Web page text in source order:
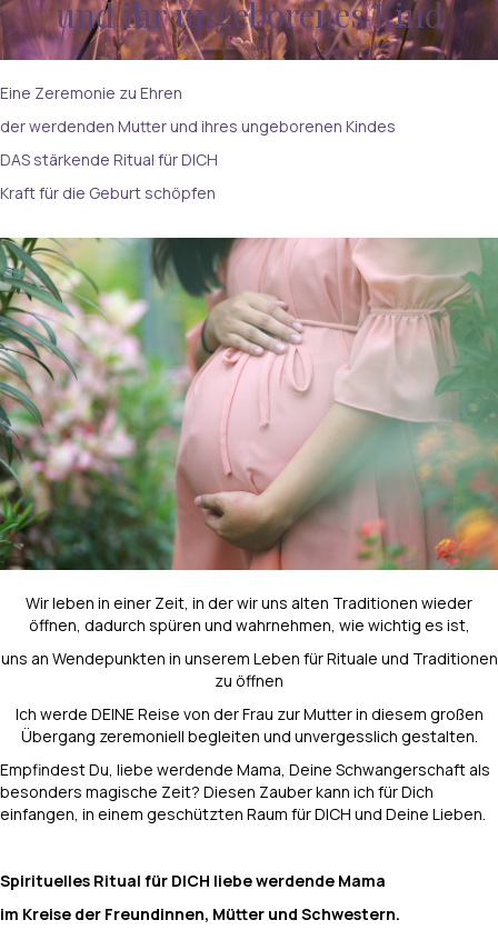
und ihr ungeborenes Kind
Eine Zeremonie zu Ehren
der werdenden Mutter und ihres ungeborenen Kindes
DAS stärkende Ritual für DICH
Kraft für die Geburt schöpfen
Wir leben in einer Zeit, in der wir uns alten Traditionen wieder
öffnen, dadurch spüren und wahrnehmen, wie wichtig es ist,
uns an Wendepunkten in unserem Leben für Rituale und Traditionen
zu öffnen
Ich werde DEINE Reise von der Frau zur Mutter in diesem großen
Übergang zeremoniell begleiten und unvergesslich gestalten.
Empfindest Du, liebe werdende Mama, Deine Schwangerschaft als
besonders magische Zeit? Diesen Zauber kann ich für Dich
einfangen, in einem geschützten Raum für DICH und Deine Lieben.
Spirituelles Ritual für DICH liebe werdende Mama
im Kreise der Freundinnen, Mütter und Schwestern.